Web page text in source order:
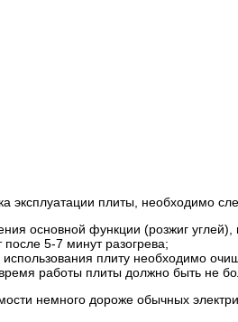
эксплуатации плиты, необходимо
основной функции (розжиг
после 5-7 минут разогрева;
использования плиту необходимо
работы плиты должно быть не
немного дороже обычных